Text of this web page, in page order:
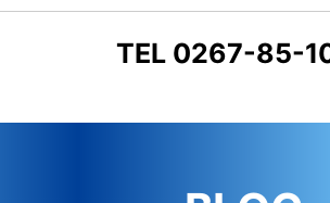
TEL 0267-85-